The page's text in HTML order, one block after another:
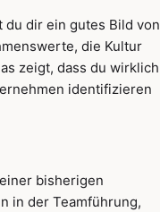
dir ein gutes Bild von
die Kultur
zeigt, dass du wirklich
identifizieren
bisherigen
in der Teamführung,